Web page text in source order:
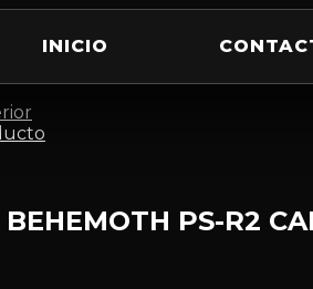
INICIO
PS-R2